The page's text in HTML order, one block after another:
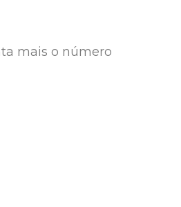
mais o número